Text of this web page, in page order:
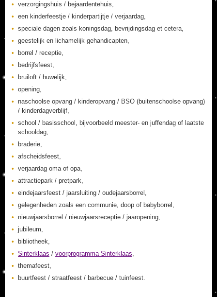
verzorgingshuis / bejaardentehuis,
een kinderfeestje / kinderpartijtje / verjaardag,
speciale dagen zoals koningsdag, bevrijdingsdag et cetera,
geestelijk en lichamelijk gehandicapten,
borrel / receptie,
bedrijfsfeest,
bruiloft / huwelijk,
opening,
naschoolse opvang / kinderopvang / BSO (buitenschoolse opvang)
/ kinderdagverblijf,
school / basisschool, bijvoorbeeld meester- en juffendag of laatste
schooldag,
braderie,
afscheidsfeest,
verjaardag oma of opa,
attractiepark / pretpark,
eindejaarsfeest / jaarsluiting / oudejaarsborrel,
gelegenheden zoals een communie, doop of babyborrel,
nieuwjaarsborrel / nieuwjaarsreceptie / jaaropening,
jubileum,
bibliotheek,
Sinterklaas / voorprogramma Sinterklaas,
themafeest,
buurtfeest / straatfeest / barbecue / tuinfeest.